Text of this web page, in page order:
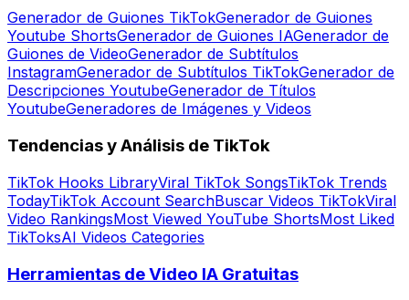
Generador de Guiones TikTokGenerador de Guiones
Youtube ShortsGenerador de Guiones IAGenerador de
Guiones de VideoGenerador de Subtítulos
InstagramGenerador de Subtítulos TikTokGenerador de
Descripciones YoutubeGenerador de Títulos
YoutubeGeneradores de Imágenes y Videos
Tendencias y Análisis de TikTok
TikTok Hooks LibraryViral TikTok SongsTikTok Trends
TodayTikTok Account SearchBuscar Videos TikTokViral
Video RankingsMost Viewed YouTube ShortsMost Liked
TikToksAI Videos Categories
Herramientas de Video IA Gratuitas